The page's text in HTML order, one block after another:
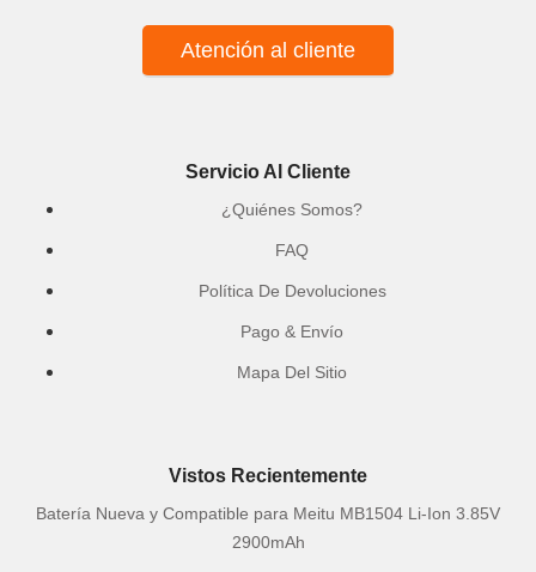
Atención al cliente
Servicio Al Cliente
¿Quiénes Somos?
FAQ
Política De Devoluciones
Pago & Envío
Mapa Del Sitio
Vistos Recientemente
Batería Nueva y Compatible para Meitu MB1504 Li-Ion 3.85V
2900mAh